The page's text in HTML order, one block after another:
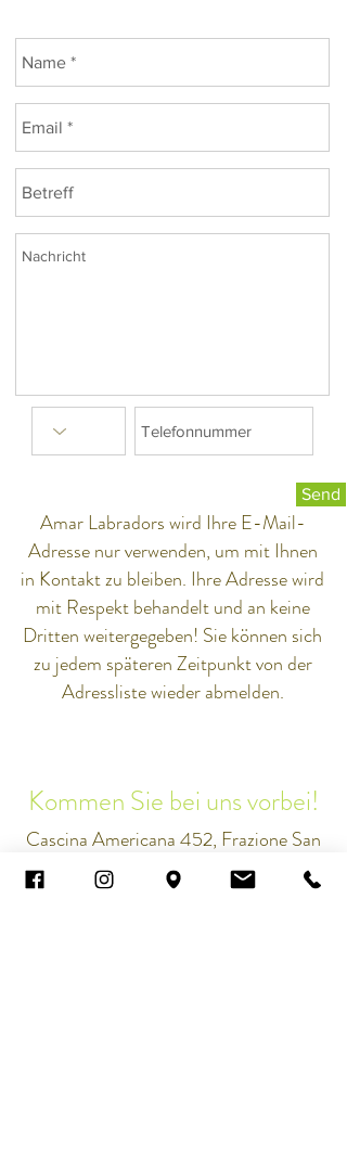
Send
Amar Labradors wird Ihre E-Mail-
Adresse nur verwenden, um mit Ihnen
in Kontakt zu bleiben. Ihre Adresse wird
mit Respekt behandelt und an keine
Dritten weitergegeben! Sie können sich
zu jedem späteren Zeitpunkt von der
Adressliste wieder abmelden.
Kommen Sie bei uns vorbei!
Cascina Americana 452, Frazione San
Giacomo, 15071 Carpeneto (AL) – Italy